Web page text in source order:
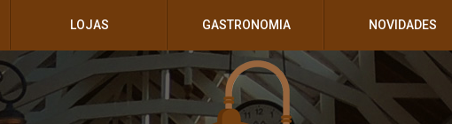
LOJAS GASTRONOMIA NOVIDADES